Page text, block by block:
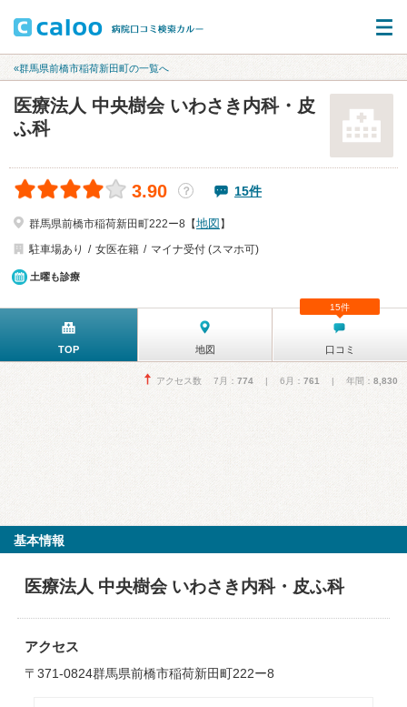
«群馬県前橋市稲荷新田町の一覧へ
医療法人 中央樹会 いわさき内科・皮
ふ科
3.90 ？ 15件
群馬県前橋市稲荷新田町222ー8【地図 】
駐車場あり
女医在籍 マイナ受付 (スマホ可)
土曜も診療
TOP 地図 口コミ
15件
アクセス数 7月： 774 | 6月： 761 | 年間： 8,830
基本情報
医療法人 中央樹会 いわさき内科・皮ふ科
アクセス
〒371-0824群馬県前橋市稲荷新田町222ー8